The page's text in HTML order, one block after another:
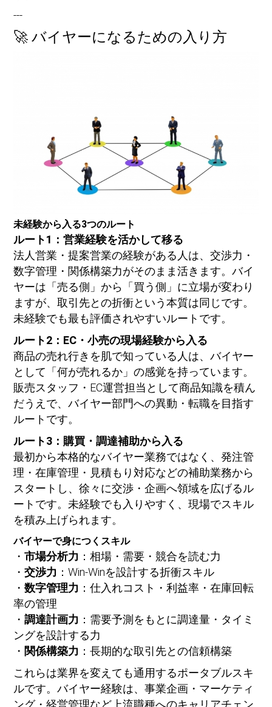
---
🚀 バイヤーになるための入り方
未経験から入る3つのルート
ルート1：営業経験を活かして移る
法人営業・提案営業の経験がある人は、交渉力・
数字管理・関係構築力がそのまま活きます。バイ
ヤーは「売る側」から「買う側」に立場が変わり
ますが、取引先との折衝という本質は同じです。
未経験でも最も評価されやすいルートです。
ルート2：EC・小売の現場経験から入る
商品の売れ行きを肌で知っている人は、バイヤー
として「何が売れるか」の感覚を持っています。
販売スタッフ・EC運営担当として商品知識を積ん
だうえで、バイヤー部門への異動・転職を目指す
ルートです。
ルート3：購買・調達補助から入る
最初から本格的なバイヤー業務ではなく、発注管
理・在庫管理・見積もり対応などの補助業務から
スタートし、徐々に交渉・企画へ領域を広げるル
ートです。未経験でも入りやすく、現場でスキル
を積み上げられます。
バイヤーで身につくスキル
・市場分析力 ：相場・需要・競合を読む力
・交渉力 ：Win-Winを設計する折衝スキル
・数字管理力 ：仕入れコスト・利益率・在庫回転
率の管理
・調達計画力 ：需要予測をもとに調達量・タイミ
ングを設計する力
・ 関係構築力 ：長期的な取引先との信頼構築
これらは業界を変えても通用するポータブルスキ
ルです。バイヤー経験は、事業企画・マーケティ
ング・経営管理など上流職種へのキャリアチェン